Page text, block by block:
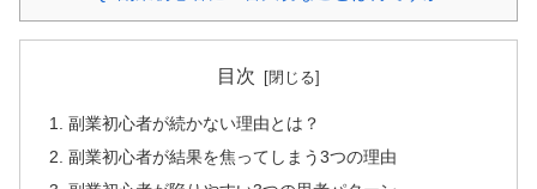
目次
副業初心者が続かない理由とは？
副業初心者が結果を焦ってしまう3つの理由